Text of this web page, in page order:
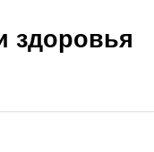
здоровья